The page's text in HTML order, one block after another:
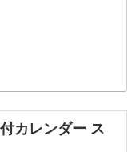
カレンダー ス